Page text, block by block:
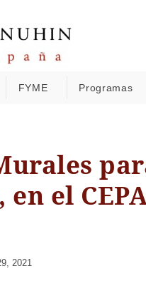
FYME Programas
en el
2021